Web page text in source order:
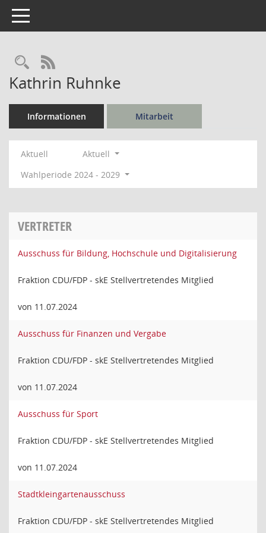
Toggle navigation
Rechercheauswahl
RSS-Feed
Kathrin Ruhnke
Informationen Mitarbeit
Aktuell
Aktuell
Wahlperiode 2024 - 2029
VERTRETER
Ausschuss für Bildung, Hochschule und Digitalisierung
Fraktion CDU/FDP - skE Stellvertretendes Mitglied
von 11.07.2024
Ausschuss für Finanzen und Vergabe
Fraktion CDU/FDP - skE Stellvertretendes Mitglied
von 11.07.2024
Ausschuss für Sport
Fraktion CDU/FDP - skE Stellvertretendes Mitglied
von 11.07.2024
Stadtkleingartenausschuss
Fraktion CDU/FDP - skE Stellvertretendes Mitglied